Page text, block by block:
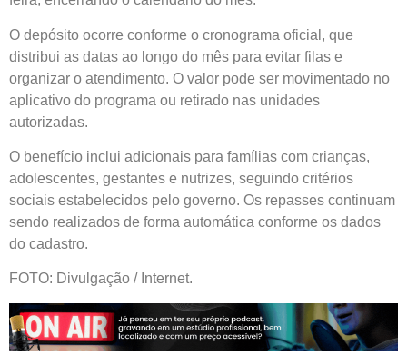
O depósito ocorre conforme o cronograma oficial, que
distribui as datas ao longo do mês para evitar filas e
organizar o atendimento. O valor pode ser movimentado no
aplicativo do programa ou retirado nas unidades
autorizadas.
O benefício inclui adicionais para famílias com crianças,
adolescentes, gestantes e nutrizes, seguindo critérios
sociais estabelecidos pelo governo. Os repasses continuam
sendo realizados de forma automática conforme os dados
do cadastro.
FOTO: Divulgação / Internet.